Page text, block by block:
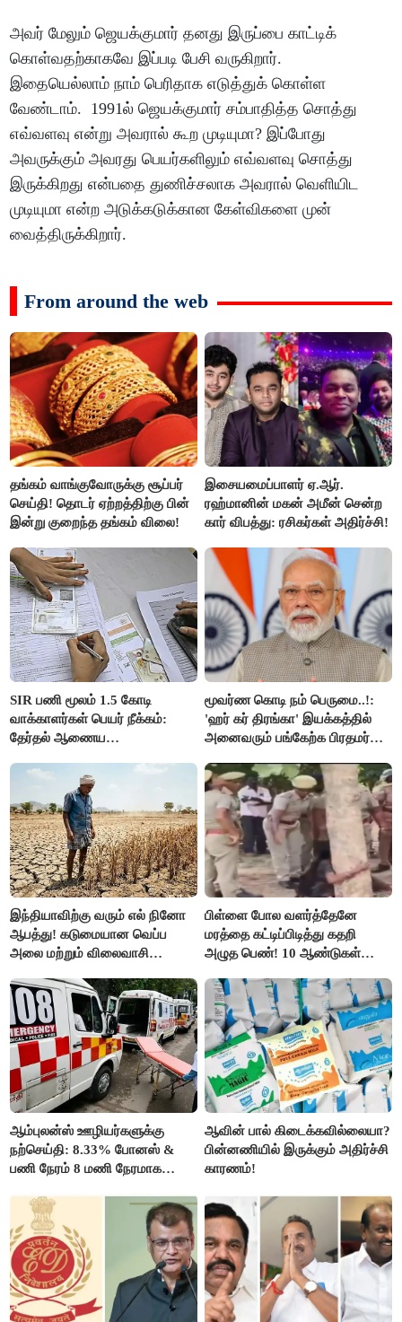
அவர் மேலும் ஜெயக்குமார் தனது இருப்பை காட்டிக்
கொள்வதற்காகவே இப்படி பேசி வருகிறார்.
இதையெல்லாம் நாம் பெரிதாக எடுத்துக் கொள்ள
வேண்டாம். 1991ல் ஜெயக்குமார் சம்பாதித்த சொத்து
எவ்வளவு என்று அவரால் கூற முடியுமா? இப்போது
அவருக்கும் அவரது பெயர்களிலும் எவ்வளவு சொத்து
இருக்கிறது என்பதை துணிச்சலாக அவரால் வெளியிட
முடியுமா என்ற அடுக்கடுக்கான கேள்விகளை முன்
வைத்திருக்கிறார்.
From around the web
தங்கம் வாங்குவோருக்கு சூப்பர்
செய்தி! தொடர் ஏற்றத்திற்கு பின்
இன்று குறைந்த தங்கம் விலை!
இசையமைப்பாளர் ஏ.ஆர்.
ரஹ்மானின் மகன் அமீன் சென்ற
கார் விபத்து: ரசிகர்கள் அதிர்ச்சி!
SIR பணி மூலம் 1.5 கோடி
வாக்காளர்கள் பெயர் நீக்கம்:
தேர்தல் ஆணைய
மூவர்ண கொடி நம் பெருமை..!:
'ஹர் கர் திரங்கா' இயக்கத்தில்
அனைவரும் பங்கேற்க பிரதமர்
இந்தியாவிற்கு வரும் எல் நினோ
ஆபத்து! கடுமையான வெப்ப
அலை மற்றும் விலைவாசி
பிள்ளை போல வளர்த்தேனே
மரத்தை கட்டிப்பிடித்து கதறி
அழுத பெண்! 10 ஆண்டுகள்
வெட்டி சாய்ப்பு..!
ஆம்புலன்ஸ் ஊழியர்களுக்கு
நற்செய்தி: 8.33% போனஸ் &
பணி நேரம் 8 மணி நேரமாக
ஆவின் பால் கிடைக்கவில்லையா?
பின்னணியில் இருக்கும் அதிர்ச்சி
காரணம்!